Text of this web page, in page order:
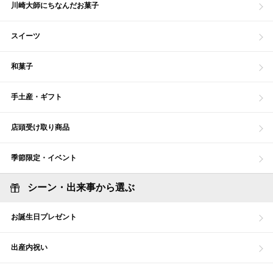
川崎大師にちなんだお菓子
スイーツ
和菓子
手土産・ギフト
店頭受け取り商品
季節限定・イベント
シーン・出来事から選ぶ
お誕生日プレゼント
出産内祝い